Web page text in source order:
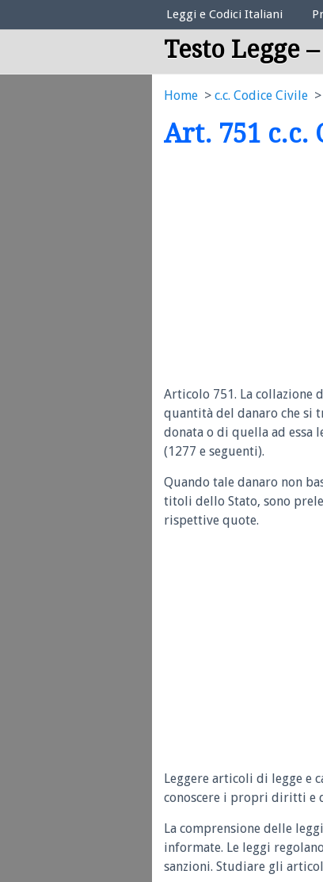
Elenco Codici Legali
Leggi e Codici Italiani
Testo Legge
Home c.c. Codice Civile
Art. 751 c.c.
Articolo 751. La collazione
quantità del danaro che si
donata o di quella ad essa
(1277 e seguenti).
Quando tale danaro non
titoli dello Stato, sono
rispettive quote.
Leggere articoli di legge e
conoscere i propri diritti e
La comprensione delle
informate. Le leggi
sanzioni. Studiare gli